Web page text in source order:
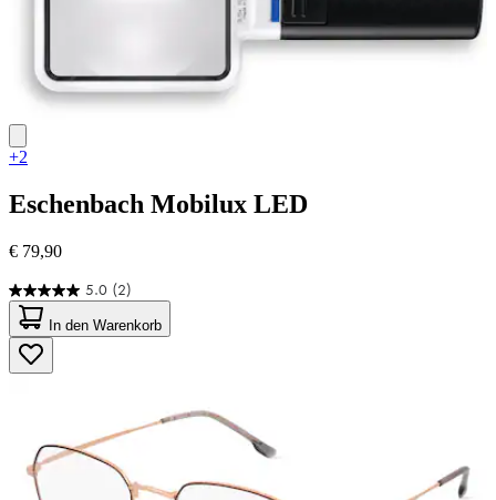
+2
Eschenbach Mobilux LED
€ 79,90
5.0 (2)
5.0
von
5
Sternen.
2
In den Warenkorb